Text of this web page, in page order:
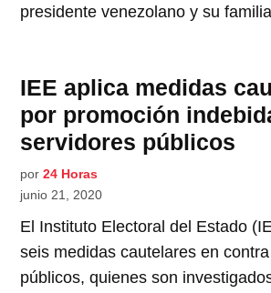
presidente venezolano y su
IEE aplica medidas
por promoción
servidores públicos
por 24 Horas
junio 21, 2020
El Instituto Electoral del Estado
seis medidas cautelares en
públicos, quienes son